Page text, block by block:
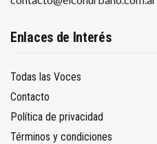
Enlaces de Interés
Todas las Voces
Contacto
Política de privacidad
Términos y condiciones